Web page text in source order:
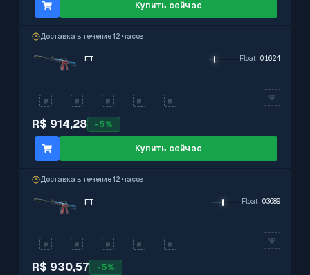
Купить сейчас
Доставка в течение 12 часов
R$ 914,28 -5%
FT Float: 0.1624
Купить сейчас
Доставка в течение 12 часов
R$ 930,57 -5%
FT Float: 0.3689